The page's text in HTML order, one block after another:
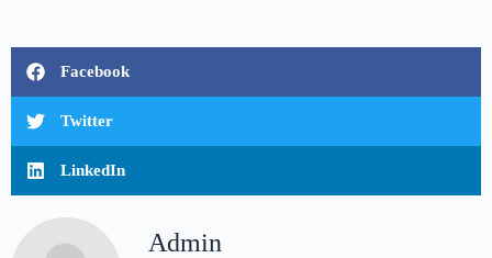
Facebook
Twitter
LinkedIn
Admin